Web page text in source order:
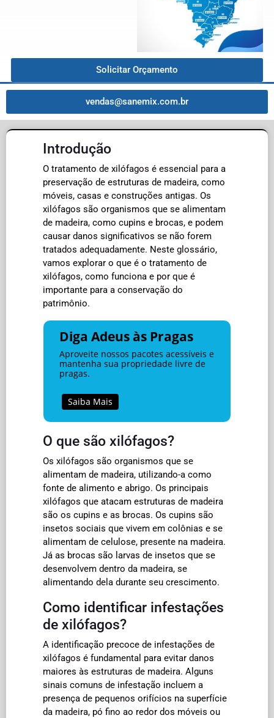
Solicitar Orçamento
vendas@sanemix.com.br
Introdução
O tratamento de xilófagos é essencial para a
preservação de estruturas de madeira, como
móveis, casas e construções antigas. Os
xilófagos são organismos que se alimentam
de madeira, como cupins e brocas, e podem
causar danos significativos se não forem
tratados adequadamente. Neste glossário,
vamos explorar o que é o tratamento de
xilófagos, como funciona e por que é
importante para a conservação do
patrimônio.
Diga Adeus às Pragas
Aproveite nossos pacotes acessíveis e
mantenha sua propriedade livre de
pragas.
Saiba Mais
O que são xilófagos?
Os xilófagos são organismos que se
alimentam de madeira, utilizando-a como
fonte de alimento e abrigo. Os principais
xilófagos que atacam estruturas de madeira
são os cupins e as brocas. Os cupins são
insetos sociais que vivem em colônias e se
alimentam de celulose, presente na madeira.
Já as brocas são larvas de insetos que se
desenvolvem dentro da madeira, se
alimentando dela durante seu crescimento.
Como identificar infestações
de xilófagos?
A identificação precoce de infestações de
xilófagos é fundamental para evitar danos
maiores às estruturas de madeira. Alguns
sinais comuns de infestação incluem a
presença de pequenos orifícios na superfície
da madeira, pó fino ao redor dos móveis ou